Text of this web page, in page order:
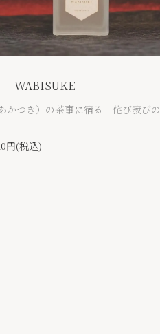
-WABISUKE-
かつき）の茶事に宿る 侘び寂び
円(税込)